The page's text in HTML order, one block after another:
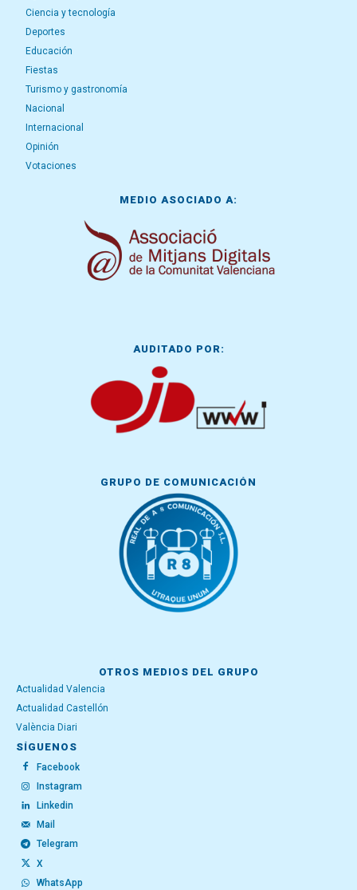
Ciencia y tecnología
Deportes
Educación
Fiestas
Turismo y gastronomía
Nacional
Internacional
Opinión
Votaciones
MEDIO ASOCIADO A:
AUDITADO POR:
GRUPO DE COMUNICACIÓN
OTROS MEDIOS DEL GRUPO
Actualidad Valencia
Actualidad Castellón
València Diari
SÍGUENOS
Facebook
Instagram
Linkedin
Mail
Telegram
X
WhatsApp